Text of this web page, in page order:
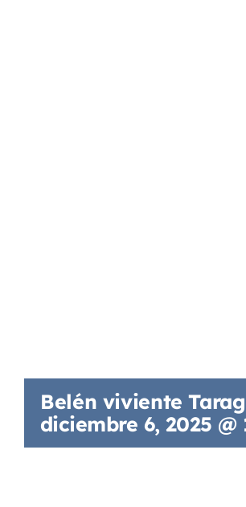
Belén viviente
diciembre 6, 2025 @